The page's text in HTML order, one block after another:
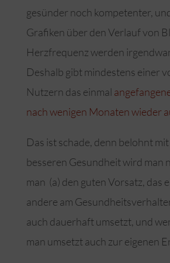
gesünder noch kompetenter,
Grafiken über den Verlauf von
Herzfrequenz werden
Deshalb gibt mindestens einer
Nutzern das einmal
nach wenigen Monaten wieder
Das ist schade, denn belohnt
besseren Gesundheit wird man
man (a) den guten Vorsatz, das
andere am
auch dauerhaft umsetzt, und
man umsetzt auch zur eigenen